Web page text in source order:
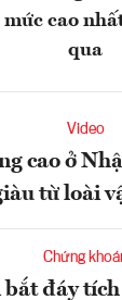
mức cao
qua
Video
cao ở
từ loài
Chứng
bắt đáy